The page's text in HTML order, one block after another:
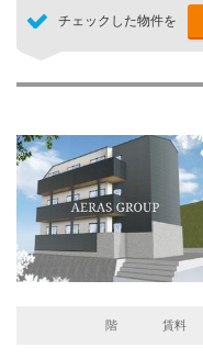
チェックした物件を
階 賃料